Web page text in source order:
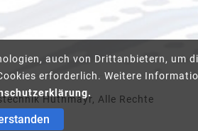
auch von Drittanbietern, um
erforderlich. Weitere
Hüthmayr, Alle Rechte